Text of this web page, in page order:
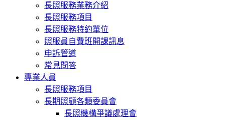
長照服務業務介紹
長照服務項目
長照服務特約單位
照服員自費班開課訊息
申訴管道
常見問答
專業人員
長照服務項目
長期照顧各類委員會
長照機構爭議處理會